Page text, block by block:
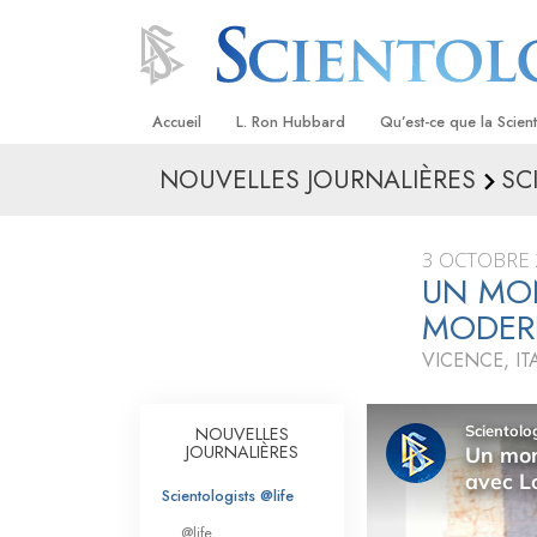
Accueil L. Ron Hubbard Qu’est-ce que la
Croyances et pratiques
Les scientologues et
Rencontrez un
À l’intérieur d’une
Les principes de base
Scientologie
La Dianétique : Une
NOUVELLES JOURNALIÈRES
3
UN
VICENCE,
NOUVELLES
JOURNALIÈRES
Scientologists @life